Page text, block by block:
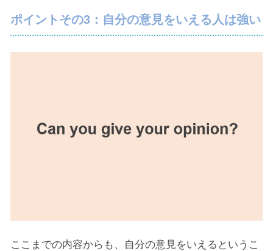
ポイントその3：自分の意見をいえる人は強い
ここまでの内容からも、自分の意見をいえるというこ